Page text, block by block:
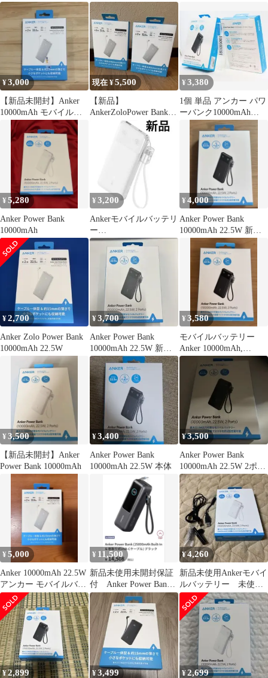
ラック)
¥3,000
【新品未開封】Anker
10000mAh モバイルバ
ッテリー A110DN11
現在 ¥5,500
【新品】
AnkerZoloPower Bank
10000mAhホワイト2個
¥3,380
1個 単品 アンカー パワ
ーバンク10000mAh
22.5W A1388N11
¥5,280
Anker Power Bank
10000mAh
¥ 3,200
Ankerモバイルバッテリ
ー
PowerBank10000mAh22.
5W2Por
¥4,000
Anker Power Bank
10000mAh 22.5W 新品
¥2,700
Anker Zolo Power Bank
10000mAh 22.5W
¥3,700
Anker Power Bank
10000mAh 22.5W 新品
未使用
¥3,580
モバイルバッテリー
Anker 10000mAh,
22.5W, 2 Ports
¥3,500
【新品未開封】Anker
Power Bank 10000mAh
¥3,400
Anker Power Bank
10000mAh 22.5W 本体
¥3,500
Anker Power Bank
10000mAh 22.5W 2ポー
ト
¥5,000
Anker 10000mAh 22.5W
アンカー モバイルバッ
テリー
¥ 11,500
新品未使用未開封保証
付 Anker Power Bank
25000mAh
¥4,260
新品未使用Ankerモバイ
ルバッテリー 未使用
に近いBluetooth本体
¥2,899 ¥3,499 ¥2,699